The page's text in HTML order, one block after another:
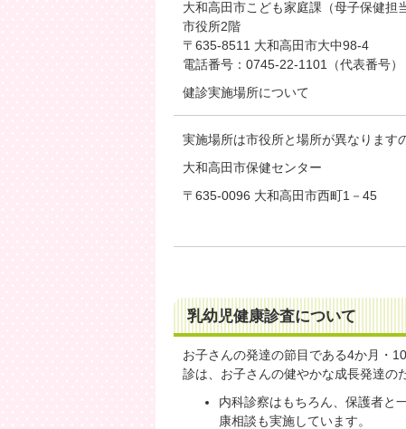
大和高田市こども家庭課（母子保健担
市役所2階
〒635-8511 大和高田市大中98-4
電話番号：0745-22-1101（代表番号）
健診実施場所について
実施場所は市役所と場所が異なります
大和高田市保健センター
〒635-0096 大和高田市西町1－45
乳幼児健康診査について
お子さんの発達の節目である4か月・
診は、お子さんの健やかな成長発達の
内科診察はもちろん、保護者と
康相談も実施しています。